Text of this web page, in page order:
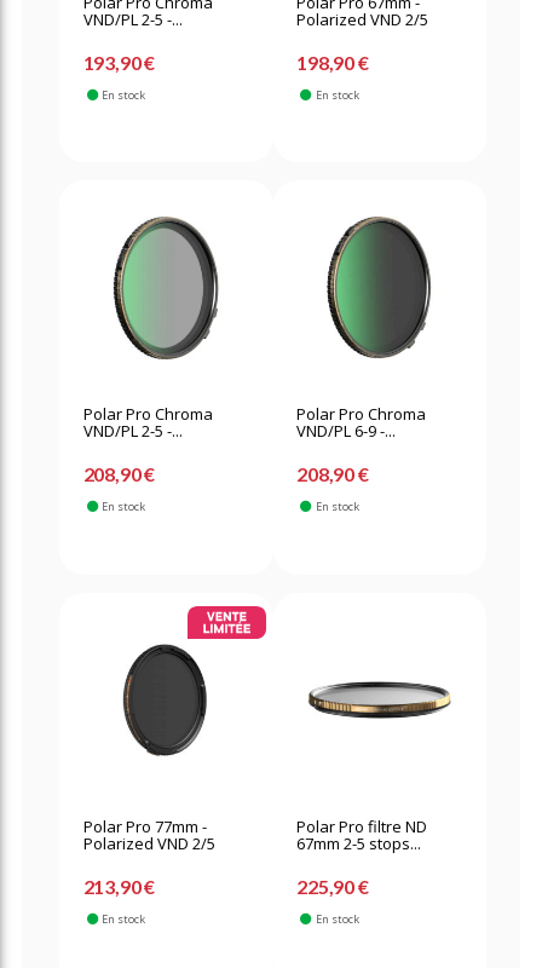
VND/PL 2-5 -...
193,90 €
En stock
Polarized VND 2/5
198,90 €
En stock
Polar Pro Chroma
VND/PL 2-5 -...
208,90 €
En stock
Polar Pro Chroma
VND/PL 6-9 -...
208,90 €
En stock
Polar Pro 77mm -
Polarized VND 2/5
213,90 €
En stock
Polar Pro filtre ND
67mm 2-5 stops...
225,90 €
En stock